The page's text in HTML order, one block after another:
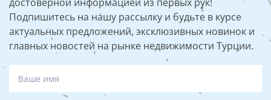
Подпишитесь на нашу рассылку и будьте в курсе
актуальных предложений, эксклюзивных новинок и
главных новостей на рынке недвижимости Турции.